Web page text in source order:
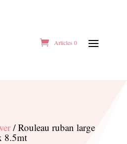
Articles 0
/ Rouleau ruban large
8.5mt